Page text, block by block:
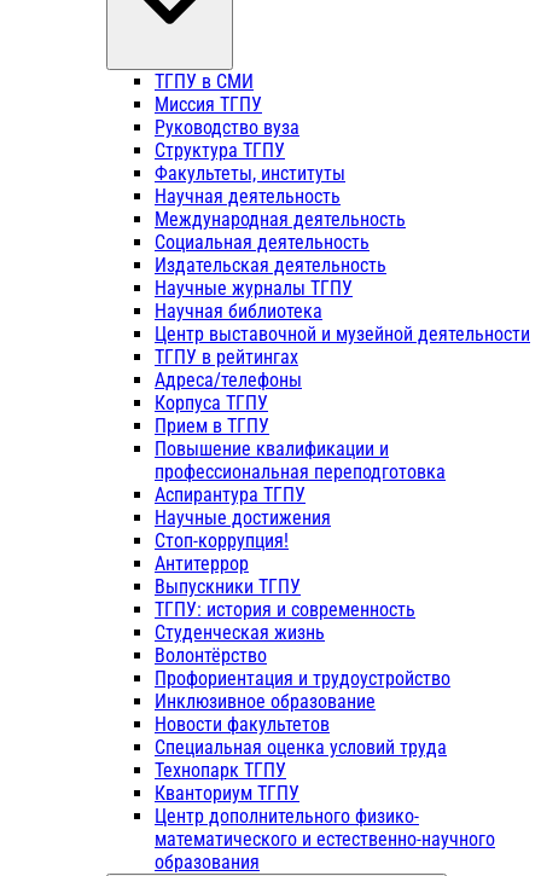
ТГПУ в СМИ
Миссия ТГПУ
Руководство вуза
Структура ТГПУ
Факультеты, институты
Научная деятельность
Международная деятельность
Социальная деятельность
Издательская деятельность
Научные журналы ТГПУ
Научная библиотека
Центр выставочной и музейной деятельности
ТГПУ в рейтингах
Адреса/телефоны
Корпуса ТГПУ
Прием в ТГПУ
Повышение квалификации и
профессиональная переподготовка
Аспирантура ТГПУ
Научные достижения
Стоп-коррупция!
Антитеррор
Выпускники ТГПУ
ТГПУ: история и современность
Студенческая жизнь
Волонтёрство
Профориентация и трудоустройство
Инклюзивное образование
Новости факультетов
Специальная оценка условий труда
Технопарк ТГПУ
Кванториум ТГПУ
Центр дополнительного физико-
математического и естественно-научного
образования